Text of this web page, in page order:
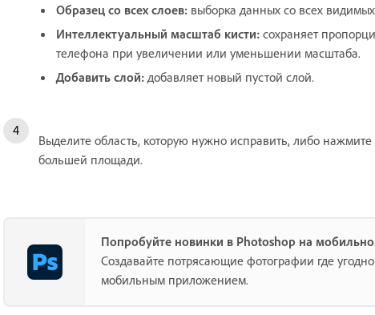
Образец со всех слоев: выборка данных со всех
Интеллектуальный масштаб кисти: сохраняет
телефона при увеличении или уменьшении масштаба.
Добавить слой: добавляет новый пустой слой.
Выделите область, которую нужно исправить, либо
большей площади.
Попробуйте новинки в Photoshop на
Создавайте потрясающие фотографии где
мобильным приложением.